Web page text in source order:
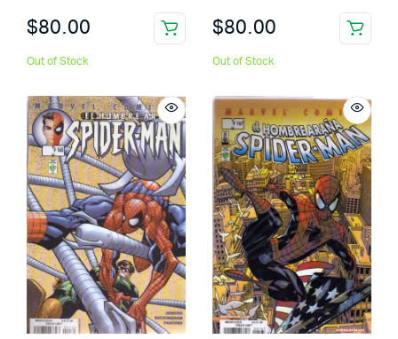
$80.00
Out of Stock
$80.00
Out of Stock